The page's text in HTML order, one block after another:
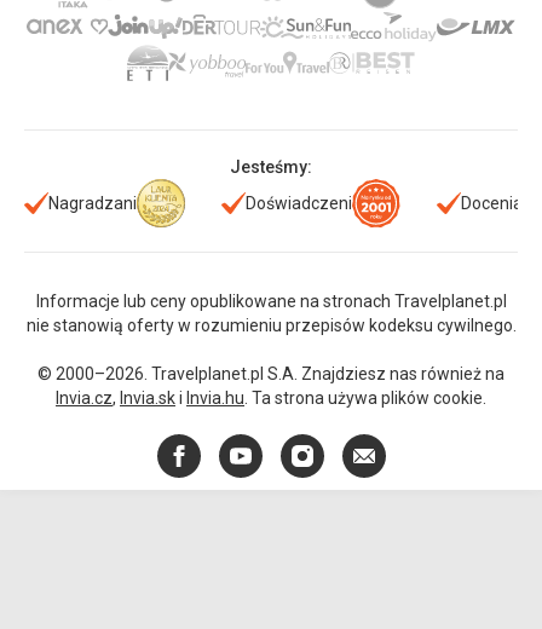
Jesteśmy:
Nagradzani
Doświadczeni Doceniani
Informacje lub ceny opublikowane na stronach Travelplanet.pl
nie stanowią oferty w rozumieniu przepisów kodeksu cywilnego.
© 2000–2026. Travelplanet.pl S.A. Znajdziesz nas również na
Invia.cz, Invia.ski Invia.hu . Ta strona używa plików cookie.
FacebookYouTubeInstagram
E-
mail